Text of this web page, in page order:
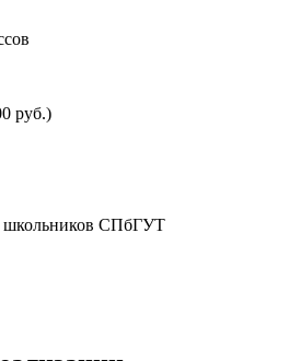
руб.)
школьников СПбГУТ